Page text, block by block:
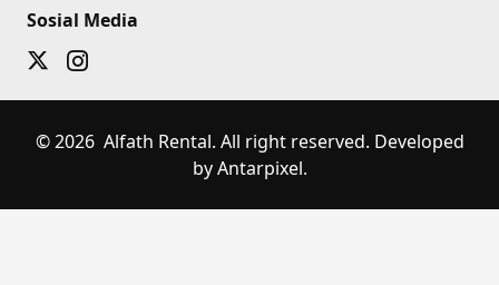
Sosial Media
© 2026 Alfath Rental. All right reserved. Developed
by Antarpixel.